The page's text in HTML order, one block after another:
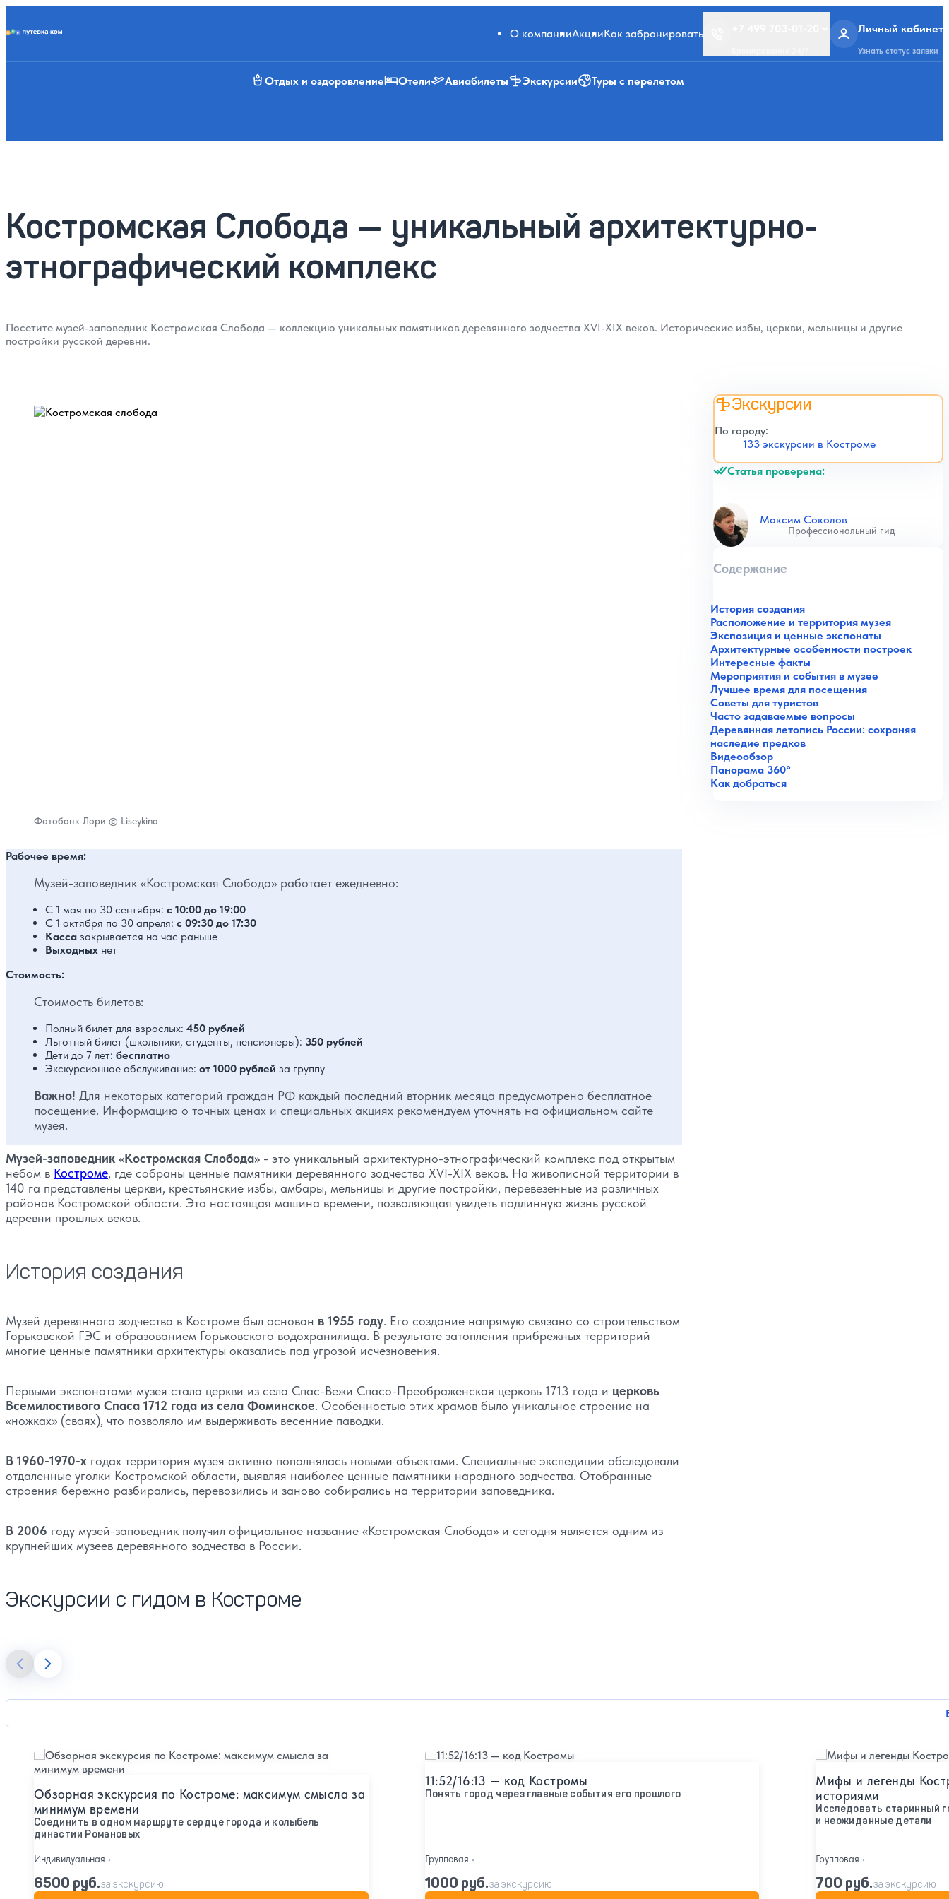
О компанииАкцииКак забронировать Личный кабинет
Узнать статус заявки
Отдых и оздоровление Отели Авиабилеты Экскурсии Туры с перелетом
Костромская Слобода — уникальный архитектурно-
этнографический комплекс
Посетите музей-заповедник Костромская Слобода — коллекцию уникальных памятников деревянного зодчества XVI-XIX веков. Исторические избы, церкви, мельницы и другие
постройки русской деревни.
Экскурсии
По городу:
133 экскурсии в Костроме
Статья проверена:
Максим Соколов
Профессиональный гид
Содержание
История создания
Расположение и территория музея
Экспозиция и ценные экспонаты
Архитектурные особенности построек
Интересные факты
Мероприятия и события в музее
Лучшее время для посещения
Советы для туристов
Часто задаваемые вопросы
Деревянная летопись России: сохраняя
наследие предков
Видеообзор
Панорама 360°
Как добраться
Фотобанк Лори © Liseykina
Рабочее время:
Музей-заповедник «Костромская Слобода» работает ежедневно:
С 1 мая по 30 сентября: с 10:00 до 19:00
С 1 октября по 30 апреля: с 09:30 до 17:30
Касса закрывается на час раньше
Выходных нет
Стоимость:
Стоимость билетов:
Полный билет для взрослых: 450 рублей
Льготный билет (школьники, студенты, пенсионеры): 350 рублей
Дети до 7 лет: бесплатно
Экскурсионное обслуживание: от 1000 рублей за группу
Важно! Для некоторых категорий граждан РФ каждый последний вторник месяца предусмотрено бесплатное
посещение. Информацию о точных ценах и специальных акциях рекомендуем уточнять на официальном сайте
музея.
Музей-заповедник «Костромская Слобода» - это уникальный архитектурно-этнографический комплекс под открытым
небом в Костроме, где собраны ценные памятники деревянного зодчества XVI-XIX веков. На живописной территории в
140 га представлены церкви, крестьянские избы, амбары, мельницы и другие постройки, перевезенные из различных
районов Костромской области. Это настоящая машина времени, позволяющая увидеть подлинную жизнь русской
деревни прошлых веков.
История создания
Музей деревянного зодчества в Костроме был основан в 1955 году. Его создание напрямую связано со строительством
Горьковской ГЭС и образованием Горьковского водохранилища. В результате затопления прибрежных территорий
многие ценные памятники архитектуры оказались под угрозой исчезновения.
Первыми экспонатами музея стала церкви из села Спас-Вежи Спасо-Преображенская церковь 1713 года и церковь
Всемилостивого Спаса 1712 года из села Фоминское. Особенностью этих храмов было уникальное строение на
«ножках» (сваях), что позволяло им выдерживать весенние паводки.
В 1960-1970-х годах территория музея активно пополнялась новыми объектами. Специальные экспедиции обследовали
отдаленные уголки Костромской области, выявляя наиболее ценные памятники народного зодчества. Отобранные
строения бережно разбирались, перевозились и заново собирались на территории заповедника.
В 2006 году музей-заповедник получил официальное название «Костромская Слобода» и сегодня является одним из
крупнейших музеев деревянного зодчества в России.
Экскурсии с гидом в Костроме
Обзорная экскурсия по Костроме: максимум смысла за
минимум времени
Соединить в одном маршруте сердце города и колыбель
династии Романовых
Индивидуальная •
6500 руб.за экскурсию
Подробнее
11:52/16:13 — код Костромы
Понять город через главные события его прошлого
Групповая •
1000 руб.за экскурсию
Подробнее
Мифы и легенды
историями
Исследовать старинный
и неожиданные детали
Групповая •
700 руб.за экскурсию
Подробнее